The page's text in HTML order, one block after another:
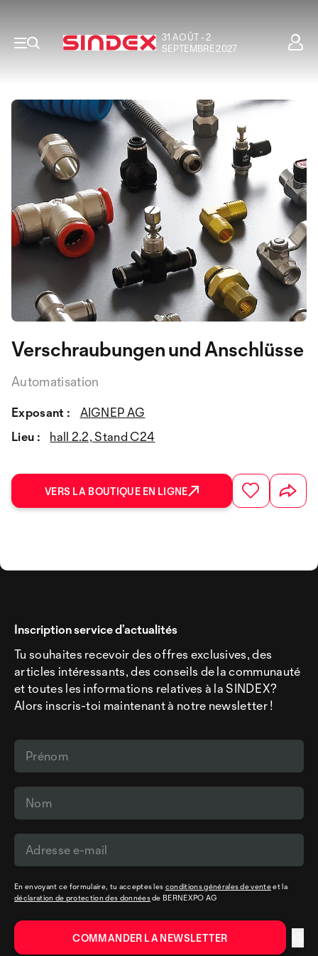
31 AOÛT - 2
SEPTEMBRE 2027
Verschraubungen und Anschlüsse
Automatisation
Exposant :
AIGNEP AG
Lieu :
hall 2.2, Stand C24
VERS LA BOUTIQUE EN LIGNE
Inscription service d’actualités
Tu souhaites recevoir des offres exclusives, des
articles intéressants, des conseils de la communauté
et toutes les informations relatives à la SINDEX?
Alors inscris-toi maintenant à notre newsletter !
En envoyant ce formulaire, tu acceptes les conditions générales de venteet la
déclaration de protection des donnéesde BERNEXPO AG